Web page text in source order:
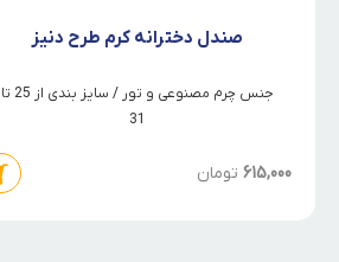
صندل دخترانه کرم طرح دنیز
جنس چرم مصنوعی و تور / سایز بندی از 25 تا
31
615,000 تومان